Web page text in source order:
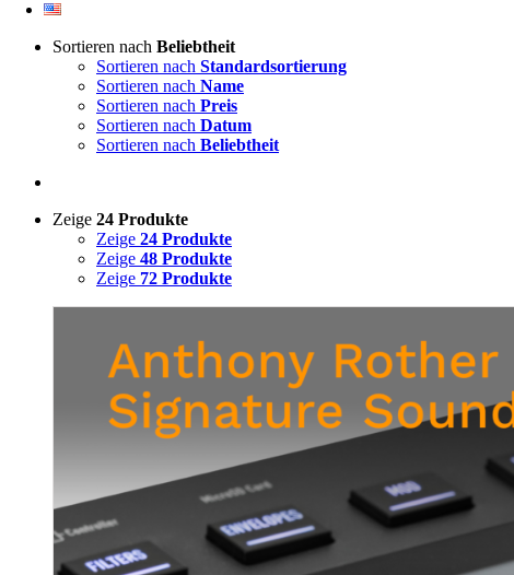
Sortieren nach Beliebtheit
Sortieren nach Standardsortierung
Sortieren nach Name
Sortieren nach Preis
Sortieren nach Datum
Sortieren nach Beliebtheit
Zeige 24 Produkte
Zeige 24 Produkte
Zeige 48 Produkte
Zeige 72 Produkte